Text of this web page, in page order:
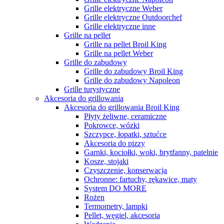
Grille elektryczne Weber
Grille elektryczne Outdoorchef
Grille elektryczne inne
Grille na pellet
Grille na pellet Broil King
Grille na pellet Weber
Grille do zabudowy
Grille do zabudowy Broil King
Grille do zabudowy Napoleon
Grille turystyczne
Akcesoria do grillowania
Akcesoria do grillowania Broil King
Płyty żeliwne, ceramiczne
Pokrowce, wózki
Szczypce, łopatki, sztućce
Akcesoria do pizzy
Garnki, kociołki, woki, brytfanny, patelnie
Kosze, stojaki
Czyszczenie, konserwacja
Ochronne: fartuchy, rękawice, maty
System DO MORE
Rożen
Termometry, lampki
Pellet, węgiel, akcesoria